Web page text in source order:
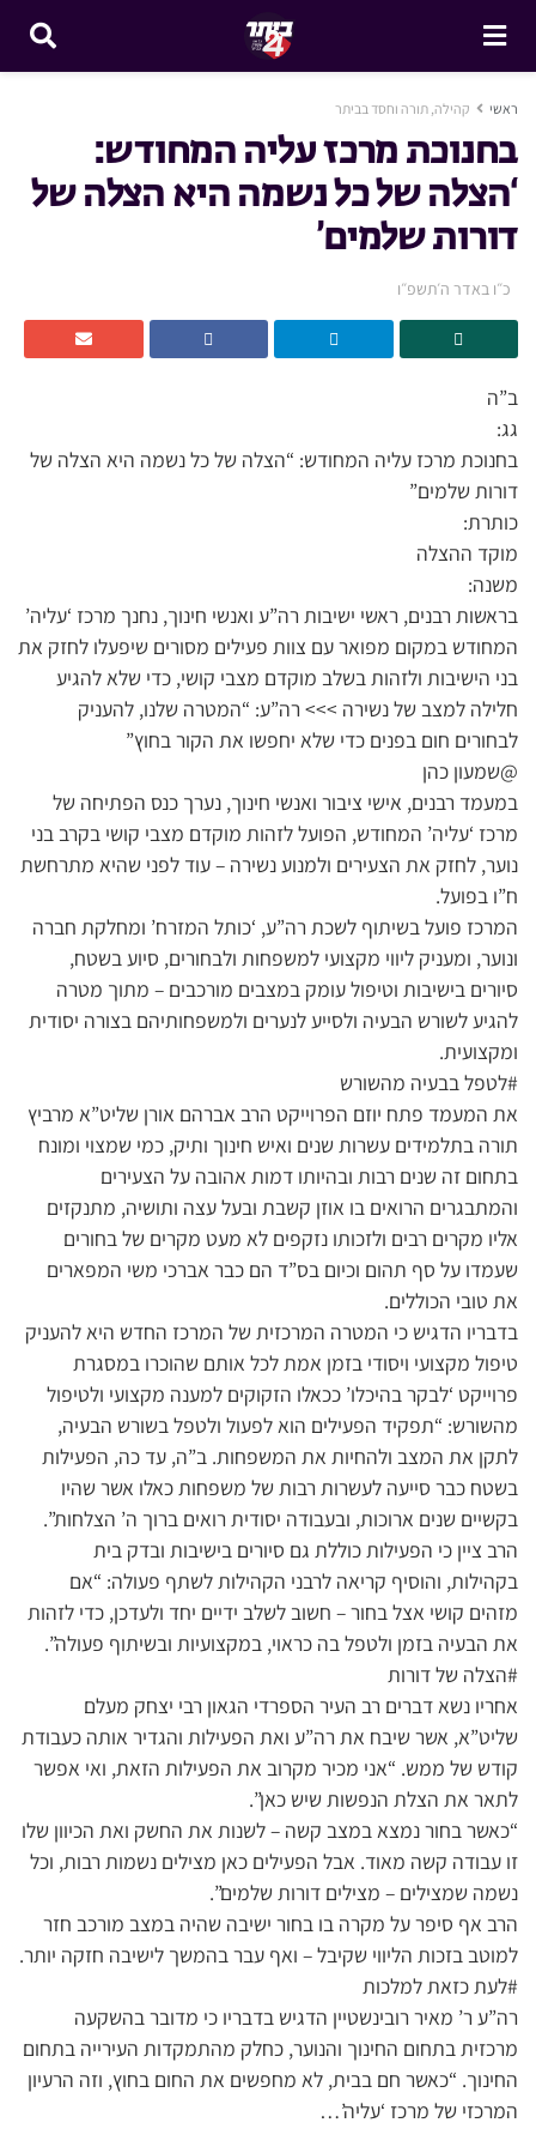
ראשי קהילה, תורה וחסד בביתר
בחנוכת מרכז עליה המחודש:
‘הצלה של כל נשמה היא הצלה של
דורות שלמים’
כ״ו באדר ה׳תשפ״ו
ב”ה
גג:
בחנוכת מרכז עליה המחודש: “הצלה של כל נשמה היא הצלה של
דורות שלמים”
כותרת:
מוקד ההצלה
משנה:
בראשות רבנים, ראשי ישיבות רה”ע ואנשי חינוך, נחנך מרכז ‘עליה’
המחודש במקום מפואר עם צוות פעילים מסורים שיפעלו לחזק את
בני הישיבות ולזהות בשלב מוקדם מצבי קושי, כדי שלא להגיע
חלילה למצב של נשירה >>> רה”ע: “המטרה שלנו, להעניק
לבחורים חום בפנים כדי שלא יחפשו את הקור בחוץ”
@שמעון כהן
במעמד רבנים, אישי ציבור ואנשי חינוך, נערך כנס הפתיחה של
מרכז ‘עליה’ המחודש, הפועל לזהות מוקדם מצבי קושי בקרב בני
נוער, לחזק את הצעירים ולמנוע נשירה – עוד לפני שהיא מתרחשת
ח”ו בפועל.
המרכז פועל בשיתוף לשכת רה”ע, ‘כותל המזרח’ ומחלקת חברה
ונוער, ומעניק ליווי מקצועי למשפחות ולבחורים, סיוע בשטח,
סיורים בישיבות וטיפול עומק במצבים מורכבים – מתוך מטרה
להגיע לשורש הבעיה ולסייע לנערים ולמשפחותיהם בצורה יסודית
ומקצועית.
#לטפל בבעיה מהשורש
את המעמד פתח יוזם הפרוייקט הרב אברהם אורן שליט”א מרביץ
תורה בתלמידים עשרות שנים ואיש חינוך ותיק, כמי שמצוי ומונח
בתחום זה שנים רבות ובהיותו דמות אהובה על הצעירים
והמתבגרים הרואים בו אוזן קשבת ובעל עצה ותושיה, מתנקזים
אליו מקרים רבים ולזכותו נזקפים לא מעט מקרים של בחורים
שעמדו על סף תהום וכיום בס”ד הם כבר אברכי משי המפארים
את טובי הכוללים.
בדבריו הדגיש כי המטרה המרכזית של המרכז החדש היא להעניק
טיפול מקצועי ויסודי בזמן אמת לכל אותם שהוכרו במסגרת
פרוייקט ‘לבקר בהיכלו’ ככאלו הזקוקים למענה מקצועי ולטיפול
מהשורש: “תפקיד הפעילים הוא לפעול ולטפל בשורש הבעיה,
לתקן את המצב ולהחיות את המשפחות. ב”ה, עד כה, הפעילות
בשטח כבר סייעה לעשרות רבות של משפחות כאלו אשר שהיו
בקשיים שנים ארוכות, ובעבודה יסודית רואים ברוך ה’ הצלחות”.
הרב ציין כי הפעילות כוללת גם סיורים בישיבות ובדק בית
בקהילות, והוסיף קריאה לרבני הקהילות לשתף פעולה: “אם
מזהים קושי אצל בחור – חשוב לשלב ידיים יחד ולעדכן, כדי לזהות
את הבעיה בזמן ולטפל בה כראוי, במקצועיות ובשיתוף פעולה”.
#הצלה של דורות
אחריו נשא דברים רב העיר הספרדי הגאון רבי יצחק מעלם
שליט”א, אשר שיבח את רה”ע ואת הפעילות והגדיר אותה כעבודת
קודש של ממש. “אני מכיר מקרוב את הפעילות הזאת, ואי אפשר
לתאר את הצלת הנפשות שיש כאן”.
“כאשר בחור נמצא במצב קשה – לשנות את החשק ואת הכיוון שלו
זו עבודה קשה מאוד. אבל הפעילים כאן מצילים נשמות רבות, וכל
נשמה שמצילים – מצילים דורות שלמים”.
הרב אף סיפר על מקרה בו בחור ישיבה שהיה במצב מורכב חזר
למוטב בזכות הליווי שקיבל – ואף עבר בהמשך לישיבה חזקה יותר.
#לעת כזאת למלכות
רה”ע ר’ מאיר רובינשטיין הדגיש בדבריו כי מדובר בהשקעה
מרכזית בתחום החינוך והנוער, כחלק מהתמקדות העירייה בתחום
החינוך. “כאשר חם בבית, לא מחפשים את החום בחוץ, וזה הרעיון
המרכזי של מרכז ‘עליה’…